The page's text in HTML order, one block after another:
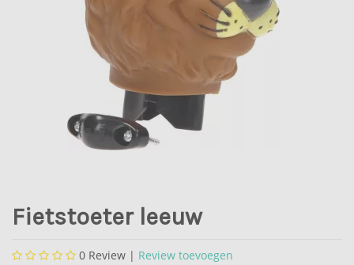
Fietstoeter leeuw
0 Review | Review toevoegen